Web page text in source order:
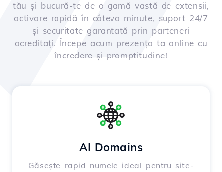
tău și bucură-te de o gamă vastă de extensii,
activare rapidă în câteva minute, suport 24/7
și securitate garantată prin parteneri
acreditați. Începe acum prezența ta online cu
încredere și promptitudine!
AI Domains
Găsește rapid numele ideal pentru site-